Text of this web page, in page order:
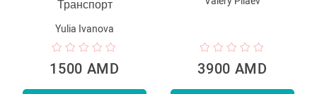
Транспорт
Yulia Ivanova
1500 AMD 3900 AMD